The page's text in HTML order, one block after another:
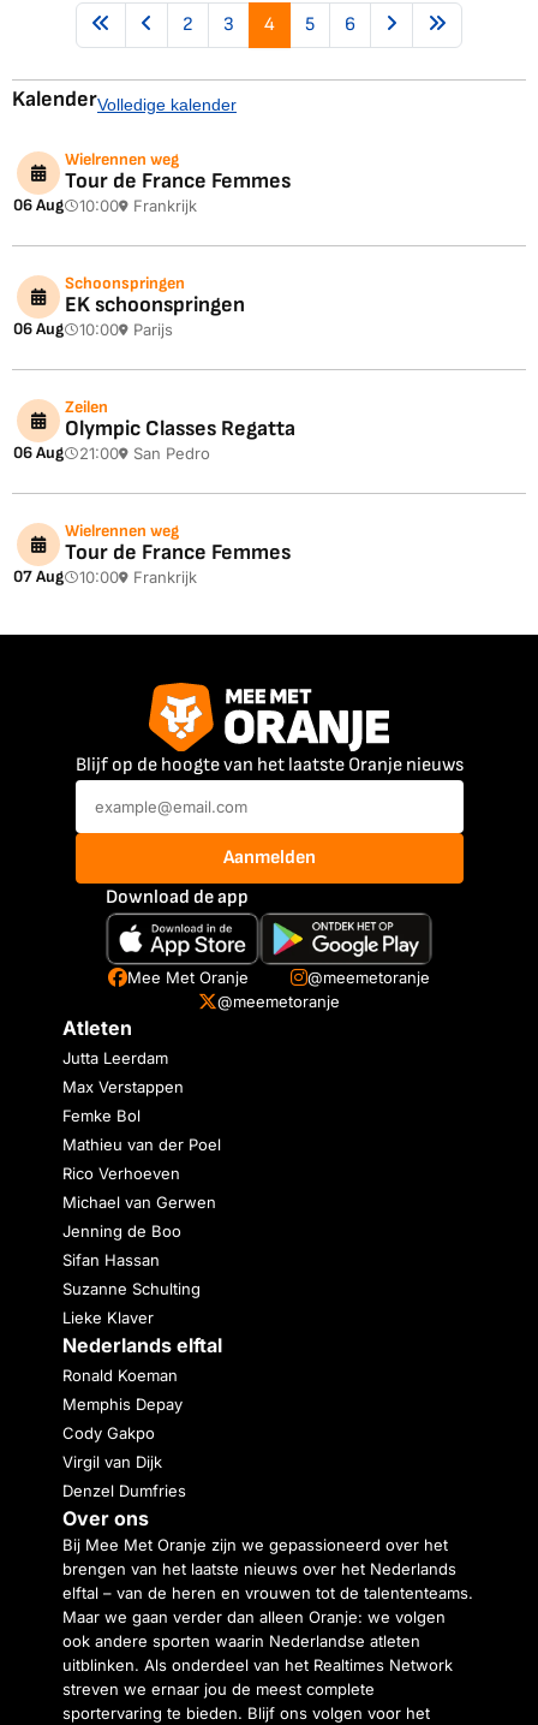
2 3 4 5 6
KalenderVolledige kalender
06 Aug
Wielrennen weg
Tour de France Femmes
10:00 Frankrijk
06 Aug
Schoonspringen
EK schoonspringen
10:00 Parijs
06 Aug
Zeilen
Olympic Classes Regatta
21:00 San Pedro
07 Aug
Wielrennen weg
Tour de France Femmes
10:00 Frankrijk
Blijf op de hoogte van het laatste Oranje nieuws
Aanmelden
Download de app
Mee Met Oranje
@meemetoranje
@meemetoranje
Atleten
Jutta Leerdam
Max Verstappen
Femke Bol
Mathieu van der Poel
Rico Verhoeven
Michael van Gerwen
Jenning de Boo
Sifan Hassan
Suzanne Schulting
Lieke Klaver
Nederlands elftal
Ronald Koeman
Memphis Depay
Cody Gakpo
Virgil van Dijk
Denzel Dumfries
Over ons
Bij Mee Met Oranje zijn we gepassioneerd over het
brengen van het laatste nieuws over het Nederlands
elftal – van de heren en vrouwen tot de talententeams.
Maar we gaan verder dan alleen Oranje: we volgen
ook andere sporten waarin Nederlandse atleten
uitblinken. Als onderdeel van het Realtimes Network
streven we ernaar jou de meest complete
sportervaring te bieden. Blijf ons volgen voor het